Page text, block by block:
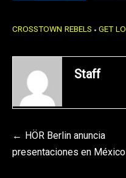
CROSSTOWN REBELS GET
Staff
Navegación
de
HÖR Berlin anuncia
presentaciones en México